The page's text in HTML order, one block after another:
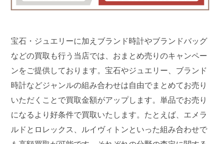
宝石・ジュエリーに加えブランド時計やブランドバッグ
などの買取も行う当店では、おまとめ売りのキャンペー
ンをご提供しております。宝石やジュエリー、ブランド
時計などジャンルの組み合わせは自由でまとめてお売り
いただくことで買取金額がアップします。単品でお売り
になるより好条件で買取いたします。たとえば、エメラ
ルドとロレックス、ルイヴィトンといった組み合わせで